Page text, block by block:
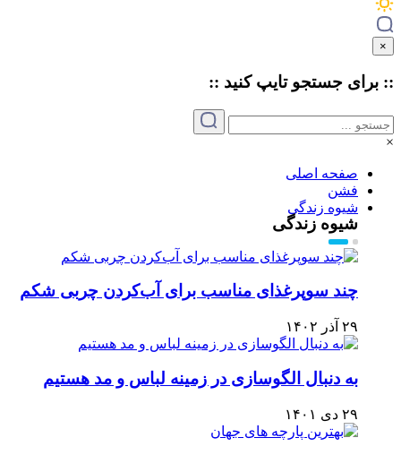
×
:: برای جستجو تایپکنید ::
×
صفحه اصلی
فشن
شیوه زندگی
شیوه زندگی
چند سوپرغذای مناسب برای آب‌کردن چربی شکم
۲۹ آذر ۱۴۰۲
به دنبال الگوسازی در زمینه لباس و مد هستیم
۲۹ دی ۱۴۰۱